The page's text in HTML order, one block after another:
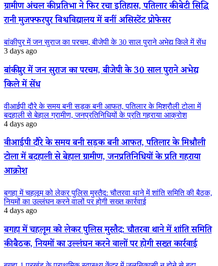
ग्रामीण अंचल की प्रतिभा ने फिर रचा इतिहास, पतिलार की बेटी सिद्धि
रानी मुजफ्फरपुर विश्वविद्यालय में बनीं असिस्टेंट प्रोफेसर
बांकीपुर में जन सुराज का परचम, बीजेपी के 30 साल पुराने अभेद्य किले में सेंध
3 days ago
बांकीपुर में जन सुराज का परचम, बीजेपी के 30 साल पुराने अभेद्य
किले में सेंध
वीआईपी दौरे के समय बनी सड़क बनी आफत, पतिलार के मिश्रौली टोला में
बदहाली से बेहाल ग्रामीण, जनप्रतिनिधियों के प्रति गहराया आक्रोश
4 days ago
वीआईपी दौरे के समय बनी सड़क बनी आफत, पतिलार के मिश्रौली
टोला में बदहाली से बेहाल ग्रामीण, जनप्रतिनिधियों के प्रति गहराया
आक्रोश
बगहा में चहलूम को लेकर पुलिस मुस्तैद: चौतरवा थाने में शांति समिति की बैठक,
नियमों का उल्लंघन करने वालों पर होगी सख्त कार्रवाई
4 days ago
बगहा में चहलूम को लेकर पुलिस मुस्तैद: चौतरवा थाने में शांति समिति
की बैठक, नियमों का उल्लंघन करने वालों पर होगी सख्त कार्रवाई